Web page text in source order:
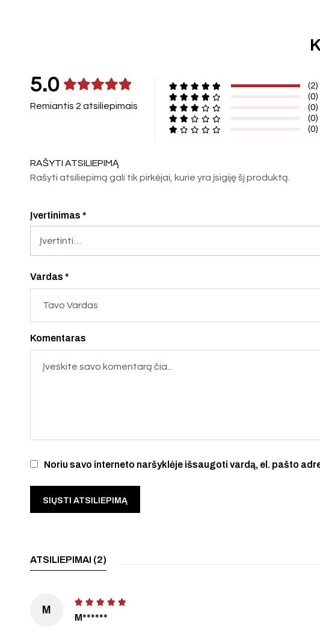
5.0
Remiantis 2 atsiliepimais
(2)
(0)
(0)
(0)
(0)
RAŠYTI ATSILIEPIMĄ
Rašyti atsiliepimą gali tik pirkėjai, kurie yra įsigiję šį produktą.
Vardas *
Noriu savo interneto naršyklėje išsaugoti vardą, el. pašto
Įvertinimas*
Komentaras
ATSILIEPIMAI (2)
M
M******